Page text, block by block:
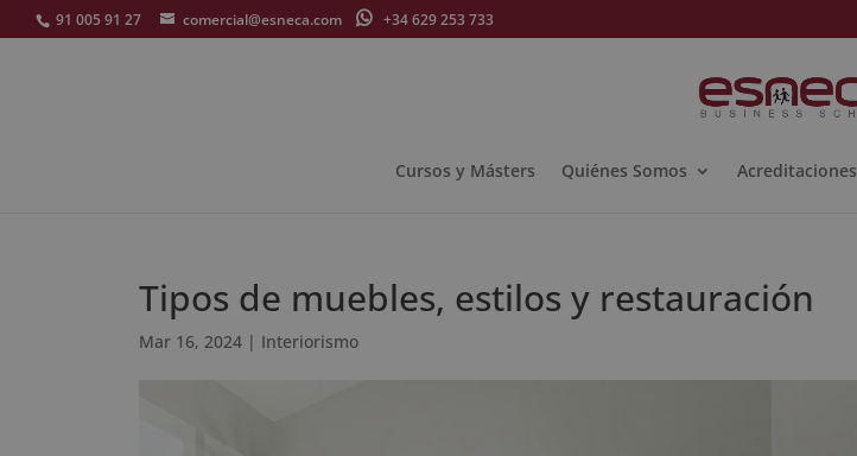
91 005 91 27 comercial@esneca.com +34 629 253 733
Cursos y Másters Quiénes Somos Acreditaciones
Tipos de muebles, estilos y restauración
Mar 16, 2024 | Interiorismo